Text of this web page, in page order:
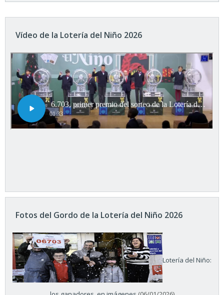
Vídeo de la Lotería del Niño 2026
Fotos del Gordo de la Lotería del Niño 2026
Lotería del Niño: